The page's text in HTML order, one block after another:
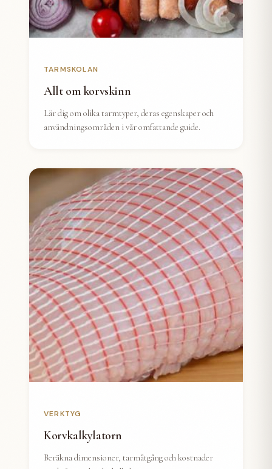
TARMSKOLAN
Allt om korvskinn
Lär dig om olika tarmtyper, deras egenskaper och
användningsområden i vår omfattande guide.
VERKTYG
Korvkalkylatorn
Beräkna dimensioner, tarmåtgång och kostnader